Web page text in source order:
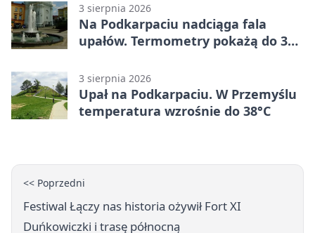
3 sierpnia 2026
Na Podkarpaciu nadciąga fala
upałów. Termometry pokażą do 36
3 sierpnia 2026
Upał na Podkarpaciu. W Przemyślu
temperatura wzrośnie do 38°C
<< Poprzedni
Festiwal Łączy nas historia ożywił Fort XI
Duńkowiczki i trasę północną